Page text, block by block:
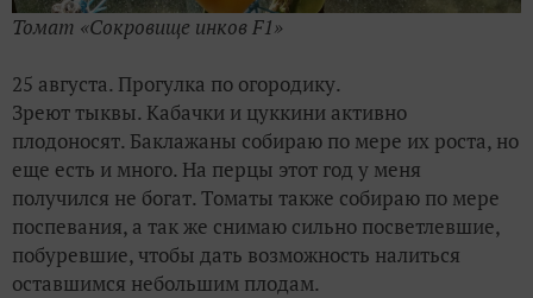
Томат «Сокровище инков F1»
25 августа. Прогулка по огородику.
Зреют тыквы. Кабачки и цуккини активно
плодоносят. Баклажаны собираю по мере их роста, но
еще есть и много. На перцы этот год у меня
получился не богат. Томаты также собираю по мере
поспевания, а так же снимаю сильно посветлевшие,
побуревшие, чтобы дать возможность налиться
оставшимся небольшим плодам.